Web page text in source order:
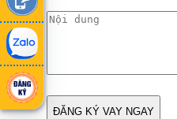
Nội
dung
bạn
cần
hỗ
trợ
ĐĂNG KÝ VAY NGAY